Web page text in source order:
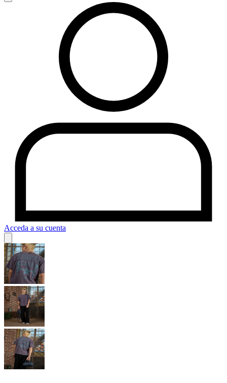
Acceda a su cuenta